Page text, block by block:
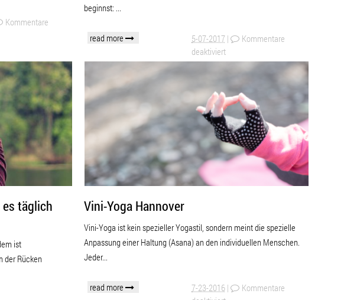
Kommentare
beginnst: ...
read more 5-07-2017 |
Kommentare
deaktiviert
täglich
ist
der Rücken
Vini-Yoga Hannover
Vini-Yoga ist kein spezieller Yogastil, sondern meint die spezielle
Anpassung einer Haltung (Asana) an den individuellen Menschen.
Jeder...
read more 7-23-2016 |
Kommentare